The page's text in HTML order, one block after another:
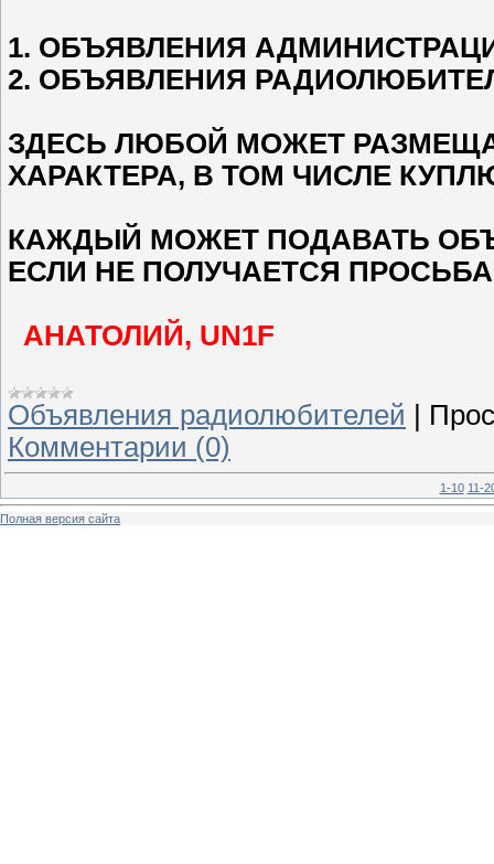
1. ОБЪЯВЛЕНИЯ
2. ОБЪЯВЛЕНИЯ РА
ЗДЕСЬ ЛЮБОЙ МОЖЕТ
ХАРАКТЕРА, В ТОМ ЧИСЛЕ
КАЖДЫЙ МОЖЕТ ПОДАВАТЬ
ЕСЛИ НЕ ПОЛУЧАЕТСЯ
АНАТОЛИЙ, UN1F
Объявления радиолюбителей
Комментарии (0)
1-10 11-
Полная версия сайта